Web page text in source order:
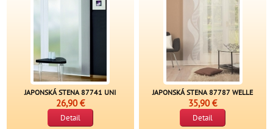
JAPONSKÁ STENA 87741 UNI
26,90 €
Detail
JAPONSKÁ STENA 87787 WELLE
35,90 €
Detail